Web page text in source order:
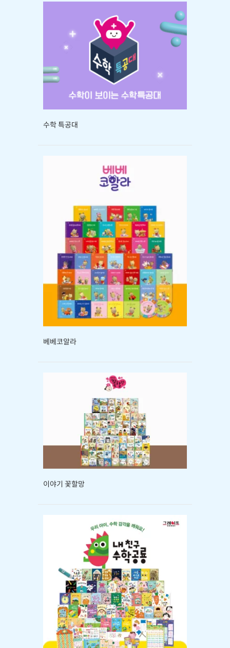
수학 특공대
베베코알라
이야기 꽃할망